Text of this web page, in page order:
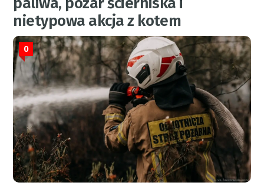
nietypowa akcja z kotem
0